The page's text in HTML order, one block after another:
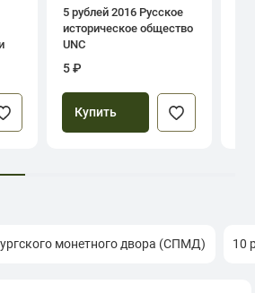
5 рублей 2016 Русское
историческое общество
UNC
5 ₽
Купить
монетного двора (СПМД) 10